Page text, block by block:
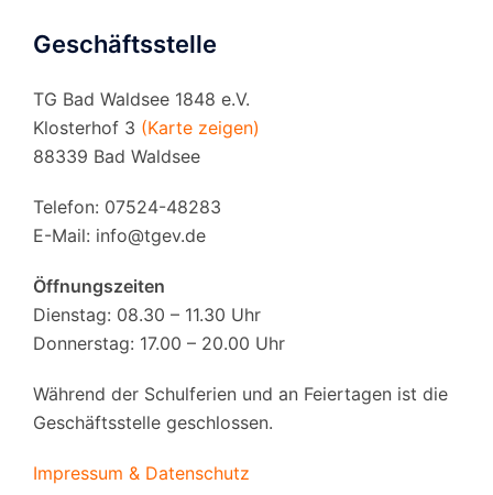
Geschäftsstelle
TG Bad Waldsee 1848 e.V.
Klosterhof 3 (Karte zeigen)
88339 Bad Waldsee
Telefon: 07524-48283
E-Mail: info@tgev.de
Öffnungszeiten
Dienstag: 08.30 – 11.30 Uhr
Donnerstag: 17.00 – 20.00 Uhr
Während der Schulferien und an Feiertagen ist die
Geschäftsstelle geschlossen.
Impressum & Datenschutz